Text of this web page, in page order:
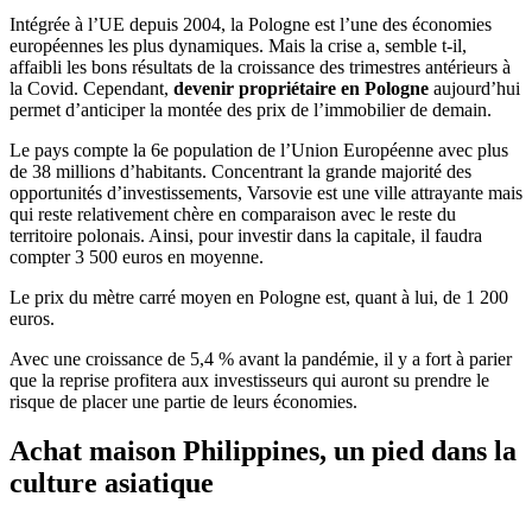
Intégrée à l’UE depuis 2004, la Pologne est l’une des économies
européennes les plus dynamiques. Mais la crise a, semble t-il,
affaibli les bons résultats de la croissance des trimestres antérieurs à
la Covid. Cependant, devenir propriétaire en Pologne aujourd’hui
permet d’anticiper la montée des prix de l’immobilier de demain.
Le pays compte la 6e population de l’Union Européenne avec plus
de 38 millions d’habitants. Concentrant la grande majorité des
opportunités d’investissements, Varsovie est une ville attrayante mais
qui reste relativement chère en comparaison avec le reste du
territoire polonais. Ainsi, pour investir dans la capitale, il faudra
compter 3 500 euros en moyenne.
Le prix du mètre carré moyen en Pologne est, quant à lui, de 1 200
euros.
Avec une croissance de 5,4 % avant la pandémie, il y a fort à parier
que la reprise profitera aux investisseurs qui auront su prendre le
risque de placer une partie de leurs économies.
Achat maison Philippines, un pied dans la
culture asiatique